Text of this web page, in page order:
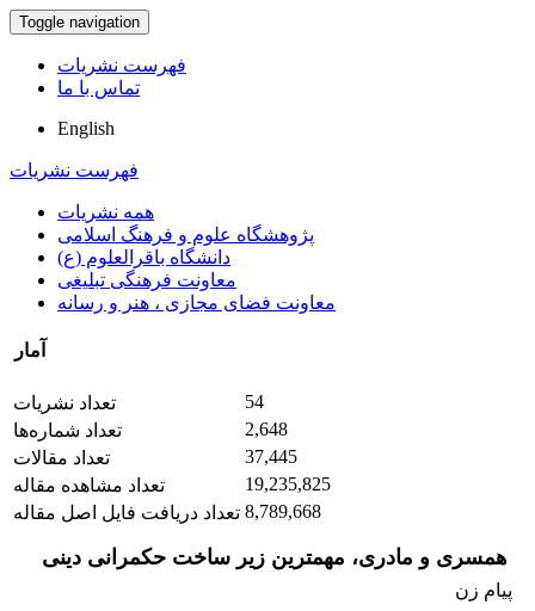
Toggle navigation
فهرست نشریات
تماس با ما
English
فهرست نشریات
همه نشریات
پژوهشگاه علوم و فرهنگ اسلامی
دانشگاه باقرالعلوم (ع)
معاونت فرهنگی تبلیغی
معاونت فضای مجازی ، هنر و رسانه
آمار
تعداد نشریات
54
تعداد شماره‌ها
2,648
تعداد مقالات
37,445
تعداد مشاهده مقاله
19,235,825
تعداد دریافت فایل اصل مقاله 8,789,668
همسری و مادری، مهمترین زیر ساخت حکمرانی دینی
پیام زن